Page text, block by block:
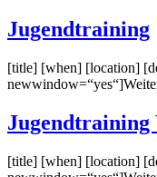
Jugendtraining
[title] [when] [location]
[title] [when] [location]